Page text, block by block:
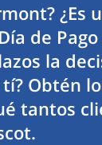
¿Es
de
la
Obtén
tantos